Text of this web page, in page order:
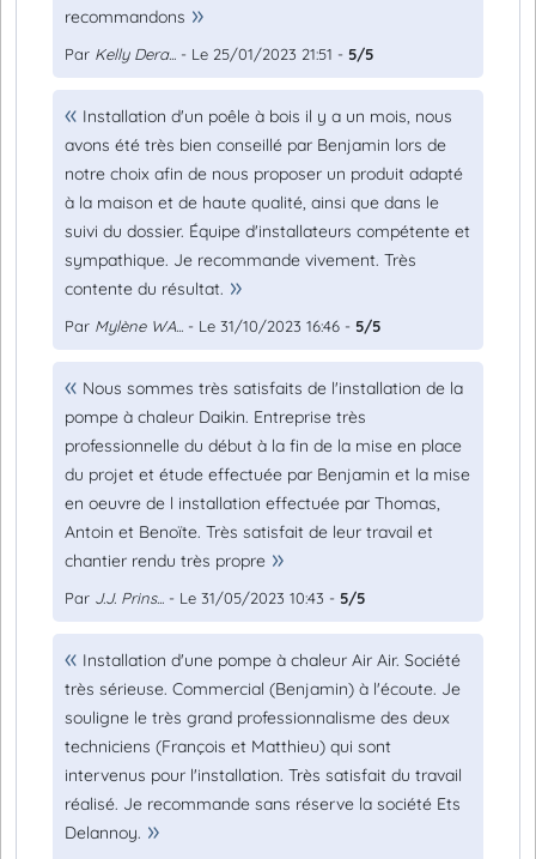
recommandons
Par Kelly Dera... - Le 25/01/2023 21:51 - 5/5
Installation d'un poêle à bois il y a un mois, nous
avons été très bien conseillé par Benjamin lors de
notre choix afin de nous proposer un produit adapté
à la maison et de haute qualité, ainsi que dans le
suivi du dossier. Équipe d'installateurs compétente et
sympathique. Je recommande vivement. Très
contente du résultat.
Par Mylène WA... - Le 31/10/2023 16:46 - 5/5
Nous sommes très satisfaits de l'installation de la
pompe à chaleur Daikin. Entreprise très
professionnelle du début à la fin de la mise en place
du projet et étude effectuée par Benjamin et la mise
en oeuvre de l installation effectuée par Thomas,
Antoin et Benoïte. Très satisfait de leur travail et
chantier rendu très propre
Par J.J. Prins... - Le 31/05/2023 10:43 - 5/5
Installation d'une pompe à chaleur Air Air. Société
très sérieuse. Commercial (Benjamin) à l'écoute. Je
souligne le très grand professionnalisme des deux
techniciens (François et Matthieu) qui sont
intervenus pour l'installation. Très satisfait du travail
réalisé. Je recommande sans réserve la société Ets
Delannoy.